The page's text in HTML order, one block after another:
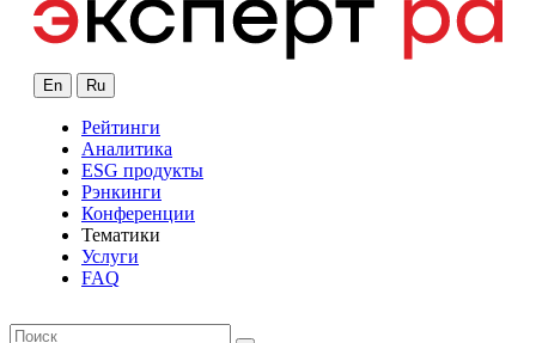
En Ru
Рейтинги
Аналитика
ESG продукты
Рэнкинги
Конференции
Тематики
Услуги
FAQ